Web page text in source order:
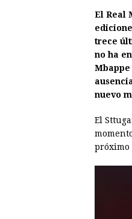
El Real
trece
no ha
nuevo
El
próximo